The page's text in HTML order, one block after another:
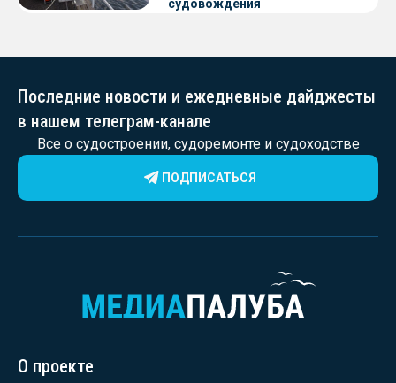
судовождения
Последние новости и ежедневные дайджесты
в нашем телеграм-канале
Все о судостроении, судоремонте и судоходстве
ПОДПИСАТЬСЯ
О проекте